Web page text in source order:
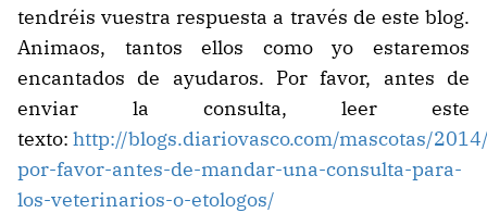
tendréis vuestra respuesta a través de este blog.
Animaos, tantos ellos como yo estaremos
encantados de ayudaros. Por favor, antes de
enviar la consulta, leer este
texto: http://blogs.diariovasco.com/mascotas/
por-favor-antes-de-mandar-una-consulta-para-
los-veterinarios-o-etologos/